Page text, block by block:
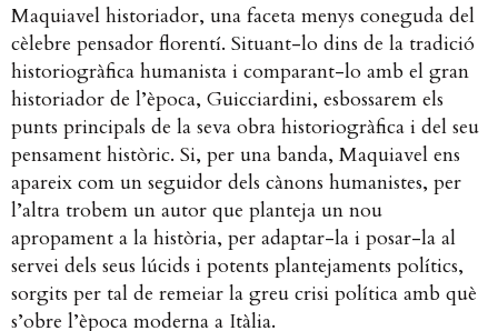
Maquiavel historiador, una faceta menys coneguda del
cèlebre pensador florentí. Situant-lo dins de la tradició
historiogràfica humanista i comparant-lo amb el gran
historiador de l’època, Guicciardini, esbossarem els
punts principals de la seva obra historiogràfica i del seu
pensament històric. Si, per una banda, Maquiavel ens
apareix com un seguidor dels cànons humanistes, per
l’altra trobem un autor que planteja un nou
apropament a la història, per adaptar-la i posar-la al
servei dels seus lúcids i potents plantejaments polítics,
sorgits per tal de remeiar la greu crisi política amb què
s’obre l’època moderna a Itàlia.